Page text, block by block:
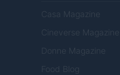
Casa Magazine
Cineverse Magazine
Donne Magazine
Food Blog